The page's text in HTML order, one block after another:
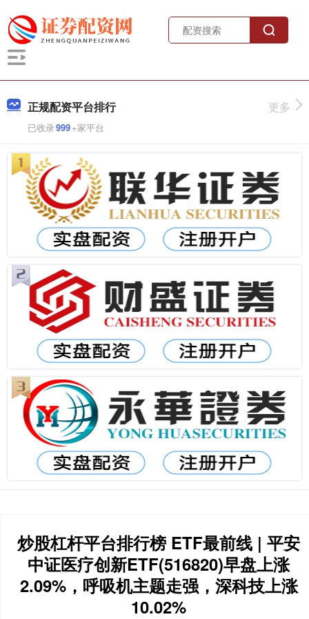
正规配资平台排行
已收录999+家平台
更多
炒股杠杆平台排行榜 ETF最前线 | 平安
中证医疗创新ETF(516820)早盘上涨
2.09%，呼吸机主题走强，深科技上涨
10.02%